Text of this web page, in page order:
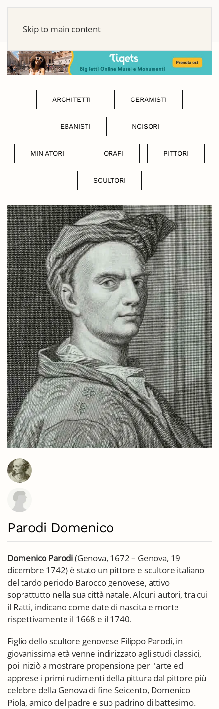
Skip to main content
ARCHITETTI CERAMISTI
EBANISTI INCISORI
MINIATORI ORAFI PITTORI
SCULTORI
Parodi Domenico
Domenico Parodi(Genova, 1672 – Genova, 19
dicembre 1742) è stato un pittore e scultore italiano
del tardo periodo Barocco genovese, attivo
soprattutto nella sua città natale. Alcuni autori, tra cui
il Ratti, indicano come date di nascita e morte
rispettivamente il 1668 e il 1740.
Figlio dello scultore genovese Filippo Parodi, in
giovanissima età venne indirizzato agli studi classici,
poi iniziò a mostrare propensione per l'arte ed
apprese i primi rudimenti della pittura dal pittore più
celebre della Genova di fine Seicento, Domenico
Piola, amico del padre e suo padrino di battesimo.